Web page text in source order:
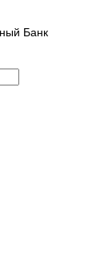
Банк